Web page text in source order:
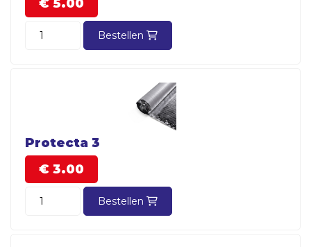
€ 5.00
Bestellen
Protecta 3
€ 3.00
Bestellen